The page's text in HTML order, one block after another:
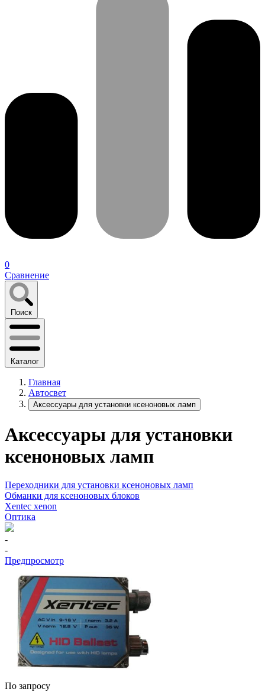
0
Сравнение
Поиск
Каталог
Главная
Автосвет
Аксессуары для установки ксеноновых ламп
Аксессуары для установки
ксеноновых ламп
Переходники для установки ксеноновых ламп
Обманки для ксеноновых блоков
Xentec xenon
Оптика
-
-
Предпросмотр
По запросу